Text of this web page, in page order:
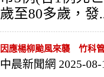
歲至80多歲，發
因應楊柳颱風來襲 竹科
中晨新聞網 2025-08-